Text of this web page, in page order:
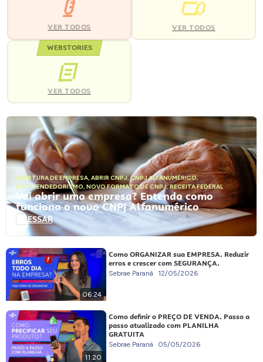
VER TODOS VER TODOS
WEBSTORIES
VER TODOS
ABERTURA DE EMPRESA, ABRIR CNPJ,CNPJ ALFANUMÉRICO,
EMPREENDEDORISMO, NOVO FORMATO DE CNPJ,RECEITA FEDERAL
Vai abrir uma empresa? Entenda como
funciona o novo CNPJ Alfanumérico
ACESSAR
06:24
Como ORGANIZAR sua EMPRESA. Reduzir
erros e crescer com SEGURANÇA.
Sebrae Paraná 12/05/2026
11:20
Como definir o PREÇO DE VENDA. Passo a
passo atualizado com PLANILHA
GRATUITA
Sebrae Paraná 05/05/2026